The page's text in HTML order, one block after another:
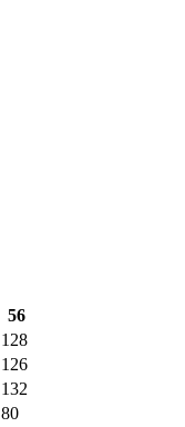
56
128
126
132
80